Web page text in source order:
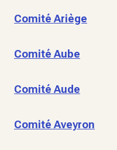
Comité Ariège
Comité Aube
Comité Aude
Comité Aveyron